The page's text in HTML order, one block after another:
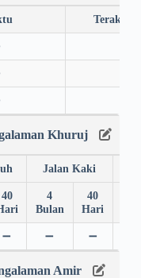
Terakhir
Khuruj
Jalan Kaki
40
4
Bulan
40
Hari
➖ ➖ ➖
Amir